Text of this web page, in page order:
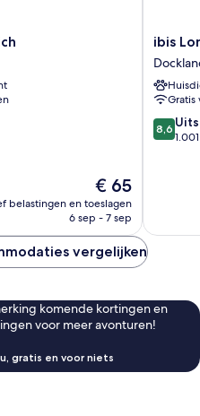
De
prijs
is
€ 65
belastingen en toeslagen
6 sep - 7 sep
ibis
London
Excel
ibis
Gratis
8.6
van
8,6
vergelijken
komende kortingen en
voor meer avonturen!
gratis en voor niets